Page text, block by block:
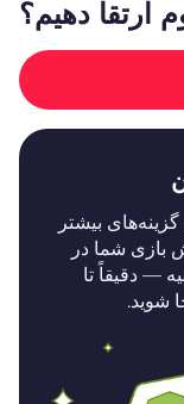
ارتقا دهیم؟
بیشتر
بازی شما در
— دقیقاً تا
شوید.